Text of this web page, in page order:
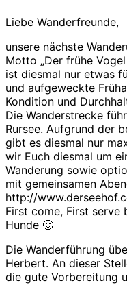
Liebe Wanderfreunde,
unsere nächste
Motto „Der frühe
ist diesmal nur etwas
und aufgeweckte
Kondition und
Die Wanderstrecke
Rursee. Aufgrund der
gibt es diesmal nur
wir Euch diesmal um
Wanderung sowie
mit gemeinsamen
http://
First come, First serve
Hunde 🙂
Die Wanderführung
Herbert. An dieser
die gute Vorbereitung